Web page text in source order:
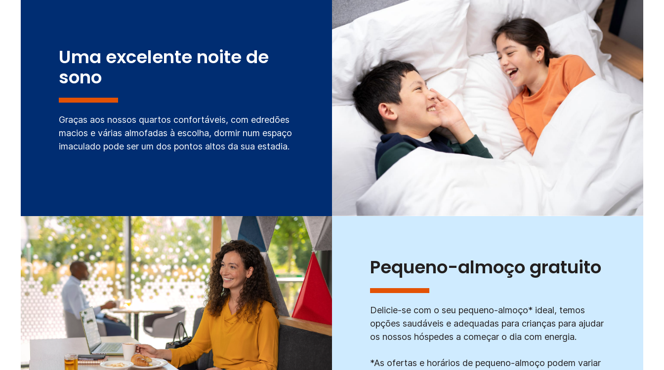
Uma excelente noite de
sono
Graças aos nossos quartos confortáveis, com edredões
macios e várias almofadas à escolha, dormir num espaço
imaculado pode ser um dos pontos altos da sua estadia.
Pequeno-almoço gratuito
Delicie-se com o seu pequeno-almoço* ideal, temos
opções saudáveis e adequadas para crianças para ajudar
os nossos hóspedes a começar o dia com energia.
*As ofertas e horários de pequeno-almoço podem variar